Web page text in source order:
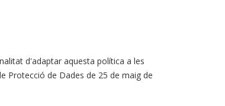
d'adaptar aquesta política a les
Protecció de Dades de 25 de maig de